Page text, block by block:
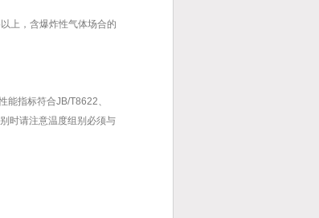
上，含爆炸性气体场合的
指标符合JB/T8622、
时请注意温度组别必须与